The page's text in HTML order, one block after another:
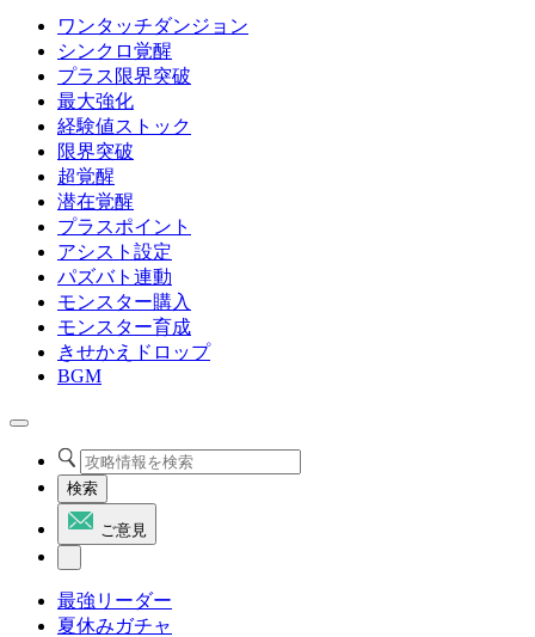
ワンタッチダンジョン
シンクロ覚醒
プラス限界突破
最大強化
経験値ストック
限界突破
超覚醒
潜在覚醒
プラスポイント
アシスト設定
パズバト連動
モンスター購入
モンスター育成
きせかえドロップ
BGM
検索
ご意見
最強リーダー
夏休みガチャ